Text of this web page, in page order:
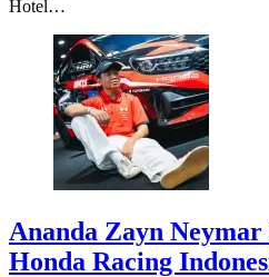
Hotel…
Ananda Zayn
Honda Racing